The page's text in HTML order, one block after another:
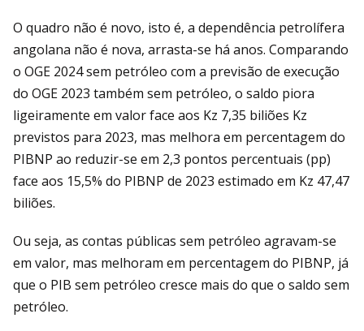
O quadro não é novo, isto é, a dependência petrolífera
angolana não é nova, arrasta-se há anos. Comparando
o OGE 2024 sem petróleo com a previsão de execução
do OGE 2023 também sem petróleo, o saldo piora
ligeiramente em valor face aos Kz 7,35 biliões Kz
previstos para 2023, mas melhora em percentagem do
PIBNP ao reduzir-se em 2,3 pontos percentuais (pp)
face aos 15,5% do PIBNP de 2023 estimado em Kz 47,47
biliões.
Ou seja, as contas públicas sem petróleo agravam-se
em valor, mas melhoram em percentagem do PIBNP, já
que o PIB sem petróleo cresce mais do que o saldo sem
petróleo.